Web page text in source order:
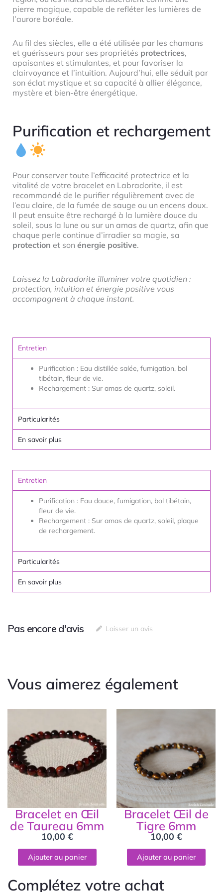
pierre magique, capable de refléter les lumières de
l’aurore boréale.
Au fil des siècles, elle a été utilisée par les chamans
et guérisseurs pour ses propriétés protectrices,
apaisantes et stimulantes, et pour favoriser la
clairvoyance et l’intuition. Aujourd’hui, elle séduit par
son éclat mystique et sa capacité à allier élégance,
mystère et bien-être énergétique.
Purification et rechargement
Pour conserver toute l’efficacité protectrice et la
vitalité de votre bracelet en Labradorite, il est
recommandé de le purifier régulièrement avec de
l’eau claire, de la fumée de sauge ou un encens doux.
Il peut ensuite être rechargé à la lumière douce du
soleil, sous la lune ou sur un amas de quartz, afin que
chaque perle continue d’irradier sa magie, sa
protection et son énergie positive.
Laissez la Labradorite illuminer votre quotidien :
protection, intuition et énergie positive vous
accompagnent à chaque instant.
Entretien
Purification : Eau distillée salée, fumigation, bol
tibétain, fleur de vie.
Rechargement : Sur amas de quartz, soleil.
Particularités
En savoir plus
Entretien
Purification : Eau douce, fumigation, bol tibétain,
fleur de vie.
Rechargement : Sur amas de quartz, soleil, plaque
de rechargement.
Particularités
En savoir plus
Pas encore d'avis Laisser un avis
Vous aimerez également
Bracelet en Œil
de Taureau 6mm
10,00 €
Ajouter au panier
Bracelet Œil de
Tigre 6mm
10,00 €
Ajouter au panier
Complétez votre achat